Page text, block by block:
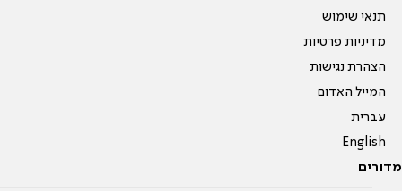
תנאי שימוש
מדיניות פרטיות
הצהרת נגישות
המייל האדום
עברית
English
מדורים